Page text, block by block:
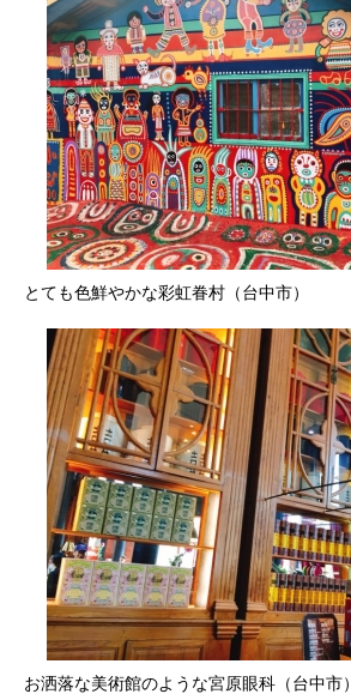
とても色鮮やかな彩虹眷村（台中市）
お洒落な美術館のような宮原眼科（台中市）